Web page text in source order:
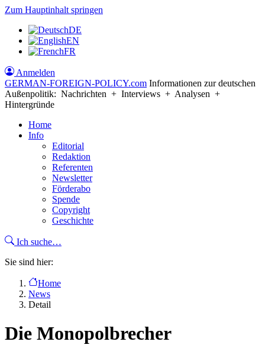
Zum Hauptinhalt springen
DE
EN
FR
Anmelden
GERMAN-FOREIGN-POLICY.com Informationen zur deutschen
Außenpolitik: Nachrichten + Interviews + Analysen +
Hintergründe
Home
Info
Editorial
Redaktion
Referenten
Newsletter
Förderabo
Spende
Copyright
Geschichte
Ich suche…
Sie sind hier:
Home
News
Detail
Die Monopolbrecher